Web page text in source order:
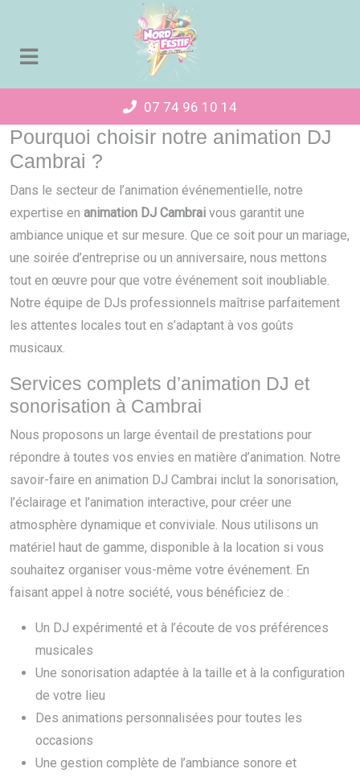
07 74 96 10 14
Pourquoi choisir notre animation DJ
Cambrai ?
Dans le secteur de l’animation événementielle, notre
expertise en animation DJ Cambrai vous garantit une
ambiance unique et sur mesure. Que ce soit pour un mariage,
une soirée d’entreprise ou un anniversaire, nous mettons
tout en œuvre pour que votre événement soit inoubliable.
Notre équipe de DJs professionnels maîtrise parfaitement
les attentes locales tout en s’adaptant à vos goûts
musicaux.
Services complets d’animation DJ et
sonorisation à Cambrai
Nous proposons un large éventail de prestations pour
répondre à toutes vos envies en matière d’animation. Notre
savoir-faire en animation DJ Cambrai inclut la sonorisation,
l’éclairage et l’animation interactive, pour créer une
atmosphère dynamique et conviviale. Nous utilisons un
matériel haut de gamme, disponible à la location si vous
souhaitez organiser vous-même votre événement. En
faisant appel à notre société, vous bénéficiez de :
Un DJ expérimenté et à l’écoute de vos préférences
musicales
Une sonorisation adaptée à la taille et à la configuration
de votre lieu
Des animations personnalisées pour toutes les
occasions
Une gestion complète de l’ambiance sonore et
Panneau de gestion des cookies